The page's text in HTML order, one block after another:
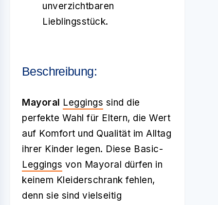
unverzichtbaren
Lieblingsstück.
Beschreibung:
Mayoral Leggings sind die
perfekte Wahl für Eltern, die Wert
auf Komfort und Qualität im Alltag
ihrer Kinder legen. Diese Basic-
Leggings von Mayoral dürfen in
keinem Kleiderschrank fehlen,
denn sie sind vielseitig